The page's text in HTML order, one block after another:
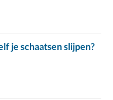
je schaatsen slijpen?